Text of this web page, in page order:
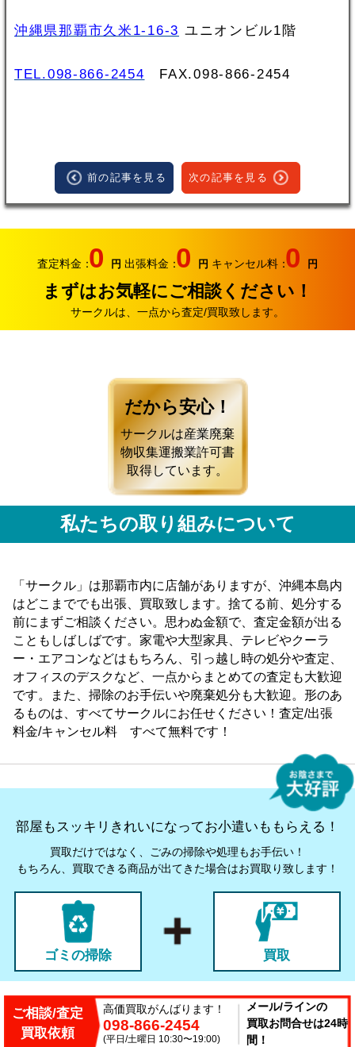
沖縄県那覇市久米1-16-3 ユニオンビル1階
TEL.098-866-2454 FAX.098‐866‐2454
前の記事を見る 次の記事を見る
査定料金：0 円 出張料金：0 円 キャンセル料：0 円
まずはお気軽にご相談ください！
サークルは、一点から査定/買取致します。
だから安心！
サークルは産業廃棄
物収集運搬業許可書
取得しています。
私たちの取り組みについて
「サークル」は那覇市内に店舗がありますが、沖縄本島内
はどこまででも出張、買取致します。捨てる前、処分する
前にまずご相談ください。思わぬ金額で、査定金額が出る
こともしばしばです。家電や大型家具、テレビやクーラ
ー・エアコンなどはもちろん、引っ越し時の処分や査定、
オフィスのデスクなど、一点からまとめての査定も大歓迎
です。また、掃除のお手伝いや廃棄処分も大歓迎。形のあ
るものは、すべてサークルにお任せください！査定/出張
料金/キャンセル料 すべて無料です！
部屋もスッキリきれいになってお小遣いももらえる！
買取だけではなく、ごみの掃除や処理もお手伝い！
もちろん、買取できる商品が出てきた場合はお買取り致します！
ゴミの掃除 買取
ご相談/査定
買取依頼
高価買取がんばります！
098-866-2454
(平日/土曜日 10:30〜19:00)
メール/ラインの
買取お問合せは24時
間！